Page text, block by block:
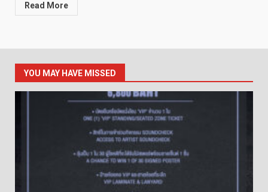
Read More
YOU MAY HAVE MISSED